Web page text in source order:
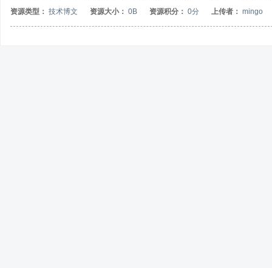
这个配置文件，同样修改选项opcache.enable=0。然后保存退出，并通过命令
资源类型： 技术博文 资源大小： 0B 资源积分： 0分 上传者： mingo